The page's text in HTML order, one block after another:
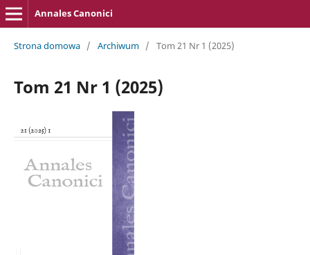
Annales Canonici
Strona domowa / Archiwum / Tom 21 Nr 1 (2025)
Tom 21 Nr 1 (2025)